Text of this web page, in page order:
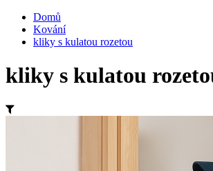
Domů
Kování
kliky s kulatou rozetou
kliky s kulatou